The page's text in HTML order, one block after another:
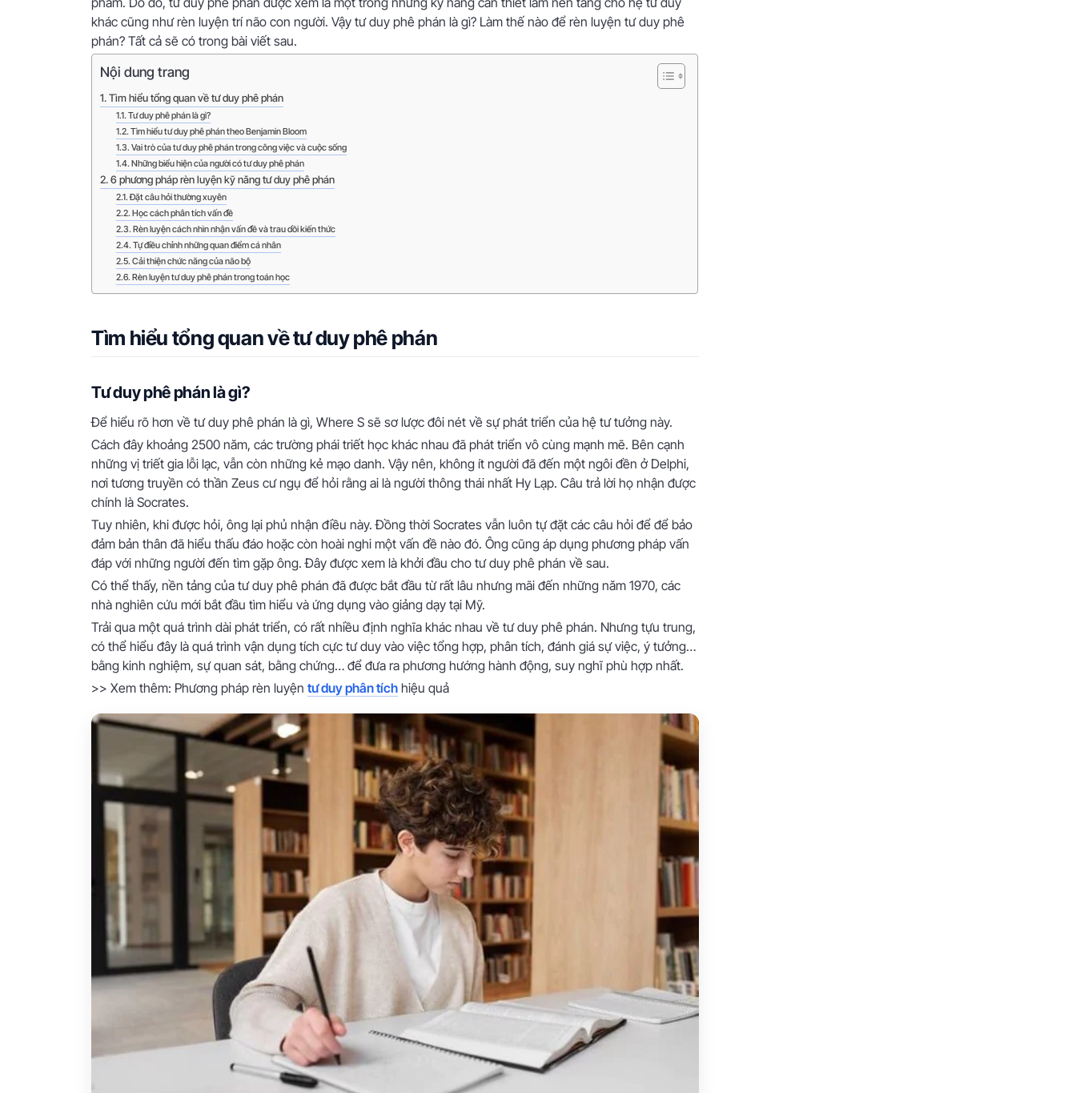
khác cũng như rèn luyện trí não con người. Vậy tư duy phê phán là gì? Làm thế nào để rèn luyện tư duy phê
phán? Tất cả sẽ có trong bài viết sau.
Nội dung trang
Tìm hiểu tổng quan về tư duy phê phán
Tư duy phê phán là gì?
Tìm hiểu tư duy phê phán theo Benjamin Bloom
Vai trò của tư duy phê phán trong công việc và cuộc sống
Những biểu hiện của người có tư duy phê phán
6 phương pháp rèn luyện kỹ năng tư duy phê phán
Đặt câu hỏi thường xuyên
Học cách phân tích vấn đề
Rèn luyện cách nhìn nhận vấn đề và trau dồi kiến thức
Tự điều chỉnh những quan điểm cá nhân
Cải thiện chức năng của não bộ
Rèn luyện tư duy phê phán trong toán học
Tìm hiểu tổng quan về tư duy phê phán
Tư duy phê phán là gì?
Để hiểu rõ hơn về tư duy phê phán là gì, Where S sẽ sơ lược đôi nét về sự phát triển của hệ tư tưởng này.
Cách đây khoảng 2500 năm, các trường phái triết học khác nhau đã phát triển vô cùng mạnh mẽ. Bên cạnh
những vị triết gia lỗi lạc, vẫn còn những kẻ mạo danh. Vậy nên, không ít người đã đến một ngôi đền ở Delphi,
nơi tương truyền có thần Zeus cư ngụ để hỏi rằng ai là người thông thái nhất Hy Lạp. Câu trả lời họ nhận được
chính là Socrates.
Tuy nhiên, khi được hỏi, ông lại phủ nhận điều này. Đồng thời Socrates vẫn luôn tự đặt các câu hỏi để để bảo
đảm bản thân đã hiểu thấu đáo hoặc còn hoài nghi một vấn đề nào đó. Ông cũng áp dụng phương pháp vấn
đáp với những người đến tìm gặp ông. Đây được xem là khởi đầu cho tư duy phê phán về sau.
Có thể thấy, nền tảng của tư duy phê phán đã được bắt đầu từ rất lâu nhưng mãi đến những năm 1970, các
nhà nghiên cứu mới bắt đầu tìm hiểu và ứng dụng vào giảng dạy tại Mỹ.
Trải qua một quá trình dài phát triển, có rất nhiều định nghĩa khác nhau về tư duy phê phán. Nhưng tựu trung,
có thể hiểu đây là quá trình vận dụng tích cực tư duy vào việc tổng hợp, phân tích, đánh giá sự việc, ý tưởng…
bằng kinh nghiệm, sự quan sát, bằng chứng… để đưa ra phương hướng hành động, suy nghĩ phù hợp nhất.
>> Xem thêm: Phương pháp rèn luyện tư duy phân tích hiệu quả